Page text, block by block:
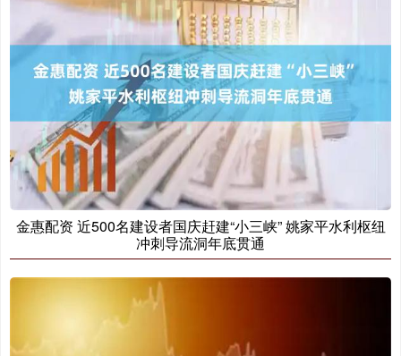
金惠配资 近500名建设者国庆赶建“小三峡” 姚家平水利枢纽
冲刺导流洞年底贯通